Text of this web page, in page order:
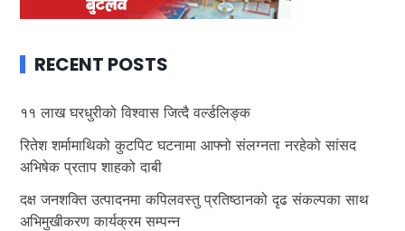
RECENT POSTS
११ लाख घरधुरीको विश्वास जित्दै वर्ल्डलिङ्क
रितेश शर्मामाथिको कुटपिट घटनामा आफ्नो संलग्नता नरहेको सांसद
अभिषेक प्रताप शाहको दाबी
दक्ष जनशक्ति उत्पादनमा कपिलवस्तु प्रतिष्ठानको दृढ संकल्पका साथ
अभिमुखीकरण कार्यक्रम सम्पन्न